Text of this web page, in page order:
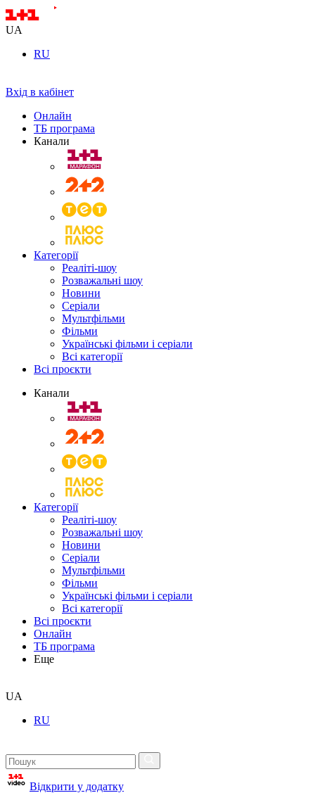
UA
RU
Вхід в кабінет
Онлайн
ТБ програма
Канали
Категорії
Реаліті-шоу
Розважальні шоу
Новини
Серіали
Мультфільми
Фільми
Українські фільми і серіали
Всі категорії
Всі проєкти
Канали
Категорії
Реаліті-шоу
Розважальні шоу
Новини
Серіали
Мультфільми
Фільми
Українські фільми і серіали
Всі категорії
Всі проєкти
Онлайн
ТБ програма
Еще
UA
RU
Відкрити у додатку